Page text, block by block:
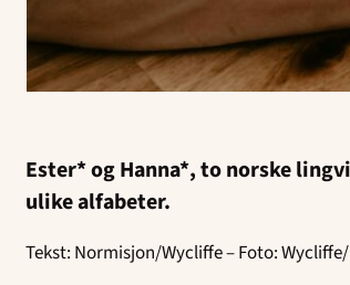
Ester* og Hanna*, to norske
ulike alfabeter.
Tekst: Normisjon/Wycliffe – Foto: